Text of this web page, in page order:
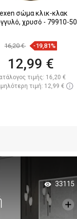
σώμα κλικ-κλακ
χρυσό - 79910-50
16,20 € -19,81%
12,99 €
τιμής: 16,20 €
τιμή: 12,99 €
33115